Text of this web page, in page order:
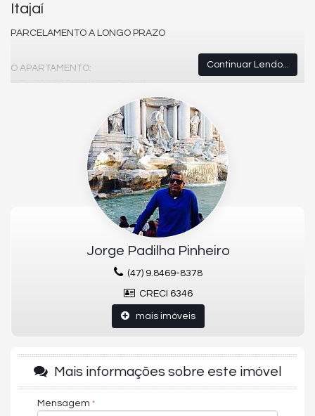
Itajaí
PARCELAMENTO A LONGO PRAZO
O APARTAMENTO:
De 01 á 03 Dormitórios (Suites)
Acabamento em gesso
Aquecimento a Gás
Cozinha Americana
Fechadura com senha na porta de entrada
Hidrômetro Individual
Infraestrutura para água quente
Sala de Estar
Bicicletário
Continuar Lendo...
Jorge Padilha Pinheiro
(47) 9.8469-8378
CRECI 6346
mais imóveis
Mais informações sobre este imóvel
Mensagem